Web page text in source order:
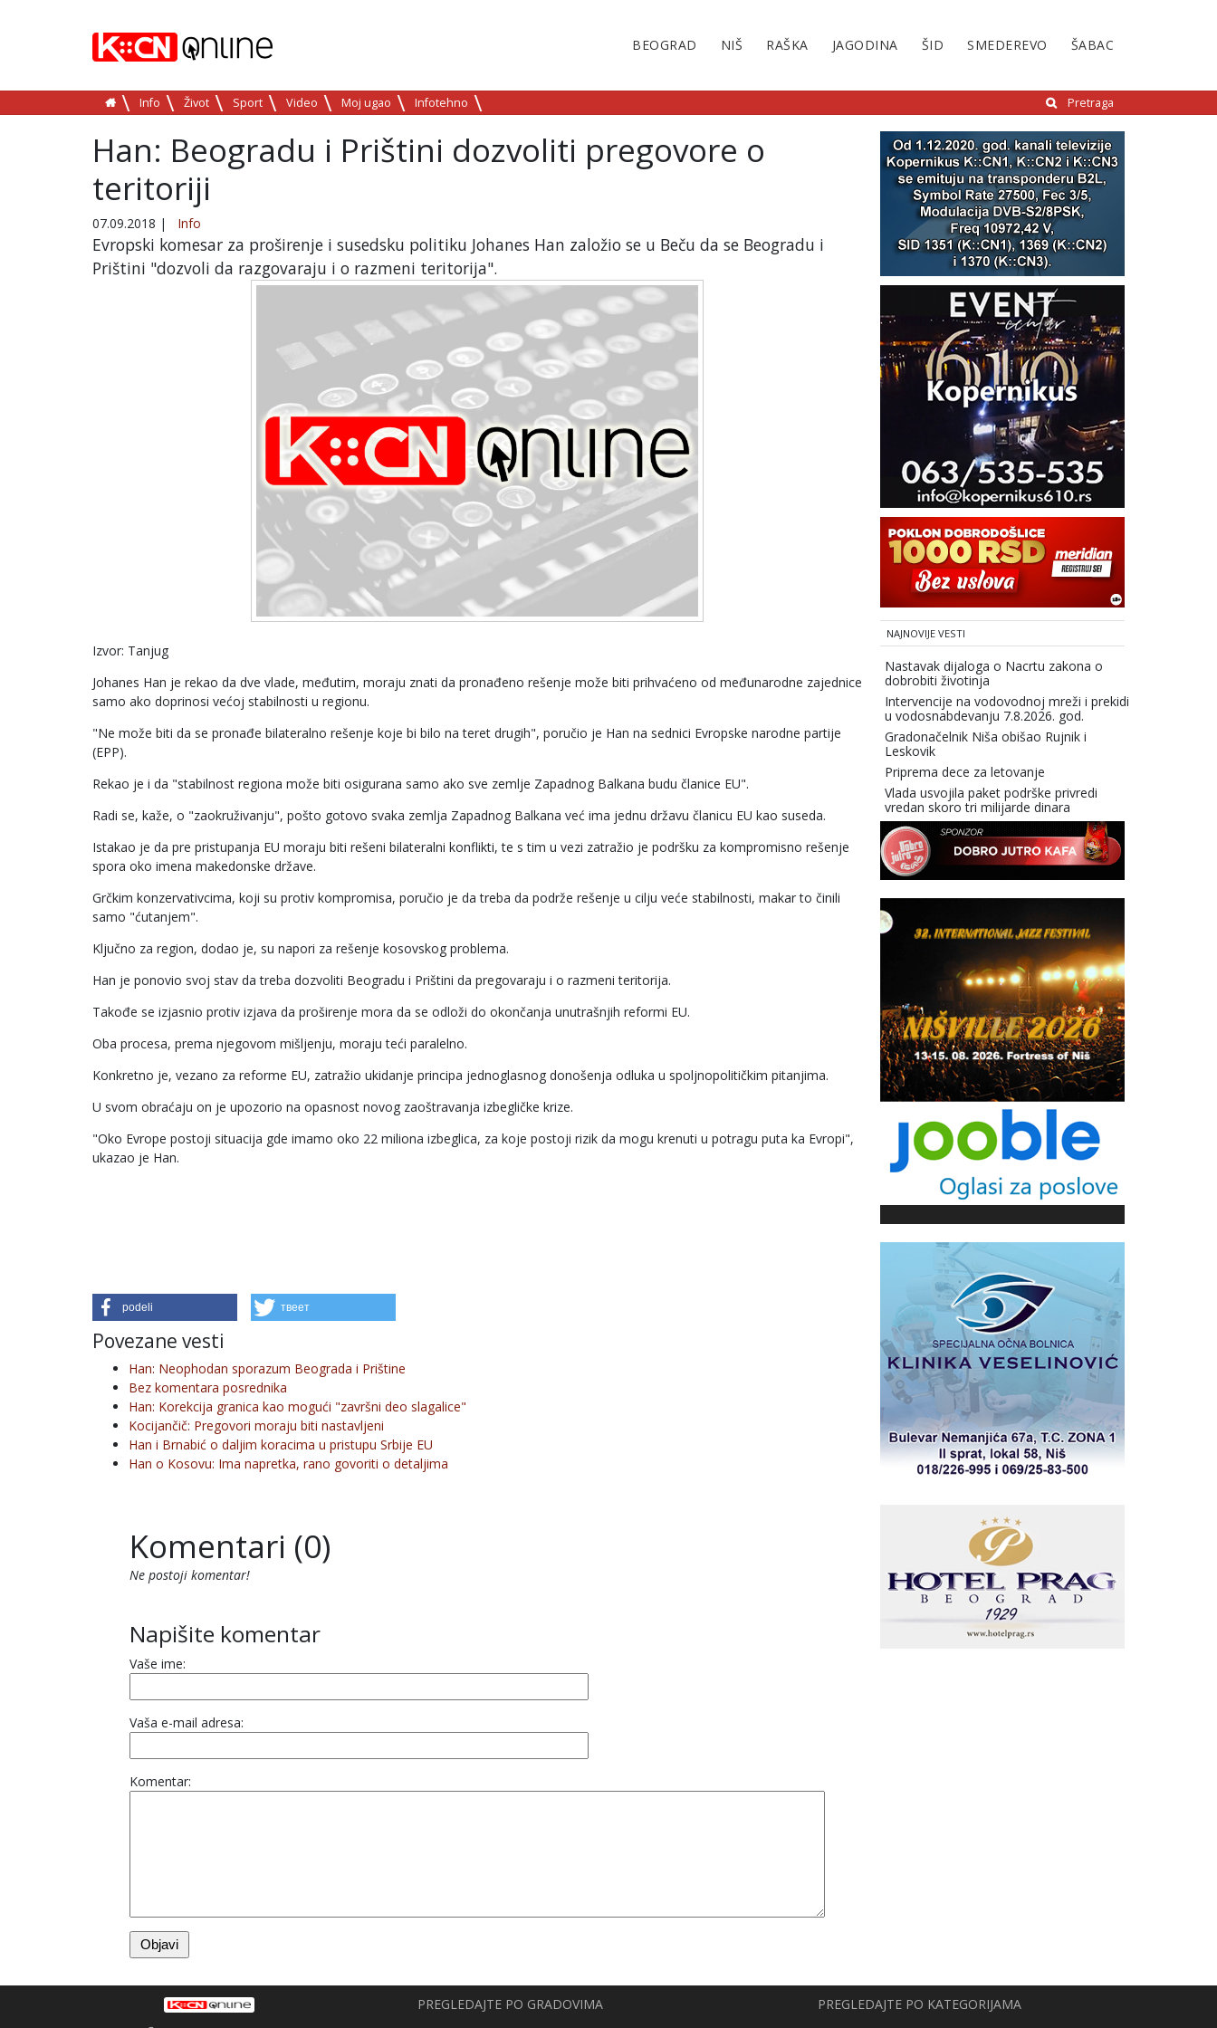
BEOGRAD NIŠ RAŠKA JAGODINA ŠID SMEDEREVO ŠABAC
Info Život Sport Video Moj ugao Infotehno Pretraga
Han: Beogradu i Prištini dozvoliti pregovore o
teritoriji
07.09.2018 | Info
Evropski komesar za proširenje i susedsku politiku Johanes Han založio se u Beču da se Beogradu i
Prištini "dozvoli da razgovaraju i o razmeni teritorija".
Izvor: Tanjug
Johanes Han je rekao da dve vlade, međutim, moraju znati da pronađeno rešenje može biti prihvaćeno od međunarodne zajednice
samo ako doprinosi većoj stabilnosti u regionu.
"Ne može biti da se pronađe bilateralno rešenje koje bi bilo na teret drugih", poručio je Han na sednici Evropske narodne partije
(EPP).
Rekao je i da "stabilnost regiona može biti osigurana samo ako sve zemlje Zapadnog Balkana budu članice EU".
Radi se, kaže, o "zaokruživanju", pošto gotovo svaka zemlja Zapadnog Balkana već ima jednu državu članicu EU kao suseda.
Istakao je da pre pristupanja EU moraju biti rešeni bilateralni konflikti, te s tim u vezi zatražio je podršku za kompromisno rešenje
spora oko imena makedonske države.
Grčkim konzervativcima, koji su protiv kompromisa, poručio je da treba da podrže rešenje u cilju veće stabilnosti, makar to činili
samo "ćutanjem".
Ključno za region, dodao je, su napori za rešenje kosovskog problema.
Han je ponovio svoj stav da treba dozvoliti Beogradu i Prištini da pregovaraju i o razmeni teritorija.
Takođe se izjasnio protiv izjava da proširenje mora da se odloži do okončanja unutrašnjih reformi EU.
Oba procesa, prema njegovom mišljenju, moraju teći paralelno.
Konkretno je, vezano za reforme EU, zatražio ukidanje principa jednoglasnog donošenja odluka u spoljnopolitičkim pitanjima.
U svom obraćaju on je upozorio na opasnost novog zaoštravanja izbegličke krize.
"Oko Evrope postoji situacija gde imamo oko 22 miliona izbeglica, za koje postoji rizik da mogu krenuti u potragu puta ka Evropi",
ukazao je Han.
podeli твеет
Povezane vesti
Han: Neophodan sporazum Beograda i Prištine
Bez komentara posrednika
Han: Korekcija granica kao mogući "završni deo slagalice"
Kocijančič: Pregovori moraju biti nastavljeni
Han i Brnabić o daljim koracima u pristupu Srbije EU
Han o Kosovu: Ima napretka, rano govoriti o detaljima
Komentari (0)
Ne postoji komentar!
Napišite komentar
Vaše ime:
Vaša e-mail adresa:
Komentar:
NAJNOVIJE VESTI
Nastavak dijaloga o Nacrtu zakona o
dobrobiti životinja
Intervencije na vodovodnoj mreži i prekidi
u vodosnabdevanju 7.8.2026. god.
Gradonačelnik Niša obišao Rujnik i
Leskovik
Priprema dece za letovanje
Vlada usvojila paket podrške privredi
vredan skoro tri milijarde dinara
PREGLEDAJTE PO GRADOVIMA
PREGLEDAJTE PO KATEGORIJAMA